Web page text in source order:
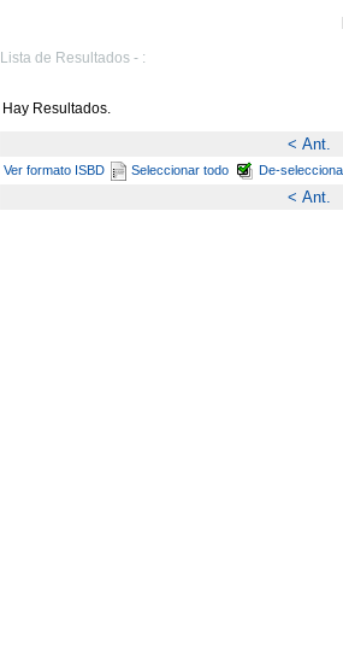
Lista de Resultados - :
Hay Resultados.
< Ant.
Ver formato ISBD Seleccionar todo De-
< Ant.